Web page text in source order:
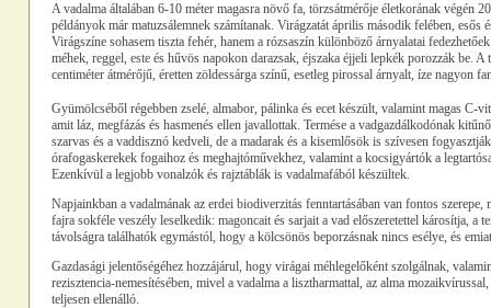
A vadalma általában 6-10 méter magasra növő fa, törzsátmérője életkorának végén
példányok már matuzsálemnek számítanak. Virágzatát április második felében, esős
Virágszíne sohasem tiszta fehér, hanem a rózsaszín különböző árnyalatai
méhek, reggel, este és hűvös napokon darazsak, éjszaka éjjeli lepkék porozzák be.
centiméter átmérőjű, éretten zöldessárga színű, esetleg pirossal árnyalt, íze nagyon
Gyümölcséből régebben zselé, almabor, pálinka és ecet készült, valamint magas C-
amit láz, megfázás és hasmenés ellen javallottak. Termése a vadgazdálkodónak
szarvas és a vaddisznó kedveli, de a madarak és a kisemlősök is szívesen
órafogaskerekek fogaihoz és meghajtóművekhez, valamint a kocsigyártók a
Ezenkívül a legjobb vonalzók és rajztáblák is vadalmafából készültek.
Napjainkban a vadalmának az erdei biodiverzitás fenntartásában van fontos
fajra sokféle veszély leselkedik: magoncait és sarjait a vad előszeretettel károsítja, a
távolságra találhatók egymástól, hogy a kölcsönös beporzásnak nincs esélye, és
Gazdasági jelentőségéhez hozzájárul, hogy virágai méhlegelőként szolgálnak,
rezisztencia-nemesítésében, mivel a vadalma a lisztharmattal, az alma
teljesen ellenálló.